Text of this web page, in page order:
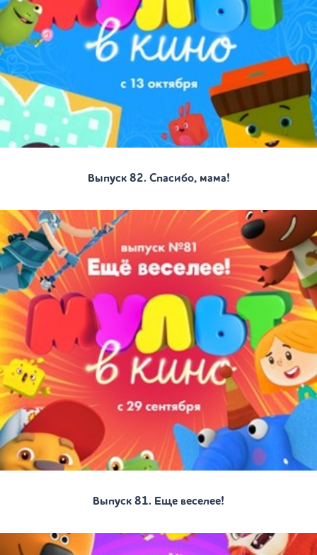
Выпуск 82. Спасибо, мама!
Выпуск 81. Еще веселее!